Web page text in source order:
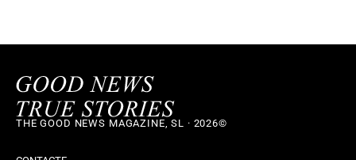
THE GOOD NEWS MAGAZINE, SL · 2026©